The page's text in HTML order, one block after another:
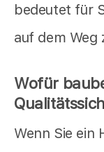
bedeutet für
auf dem Weg
Wofür
Wenn Sie ein